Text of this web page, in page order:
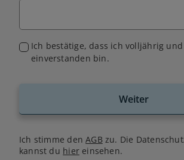
Ich bestätige, dass ich volljährig
einverstanden bin.
Weiter
Ich stimme denAGB zu. Die
kannst du hiereinsehen.